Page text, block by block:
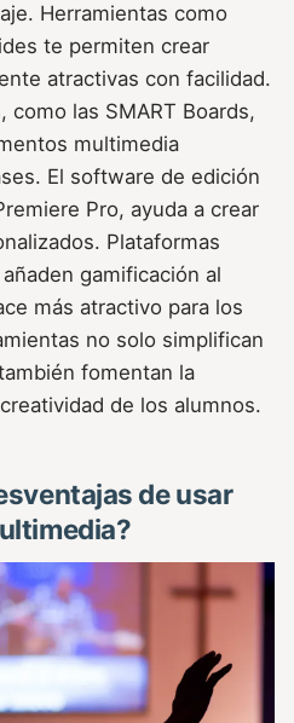
Herramientas como
te permiten crear
atractivas con facilidad.
como las SMART Boards,
multimedia
El software de edición
Pro, ayuda a crear
Plataformas
gamificación al
más atractivo para los
no solo simplifican
fomentan la
de los alumnos.
de usar